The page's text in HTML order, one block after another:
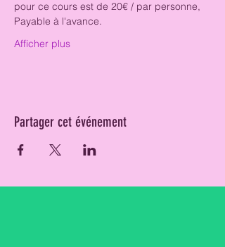
pour ce cours est de 20€ / par personne,
Payable à l'avance.
Afficher plus
Partager cet événement